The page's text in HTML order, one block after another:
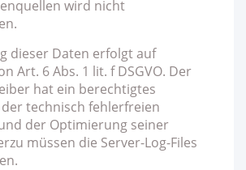
wird nicht
dieser Daten erfolgt auf
Art. 6 Abs. 1 lit. f DSGVO. Der
hat ein berechtigtes
technisch fehlerfreien
der Optimierung seiner
müssen die Server-Log-Files